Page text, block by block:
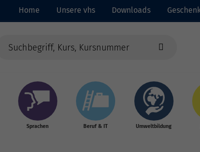
Home Unsere vhs Downloads
Sprachen Beruf & IT Umweltbildung